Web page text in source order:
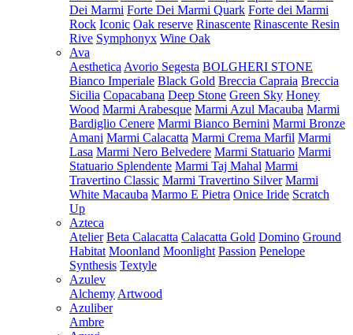
Dei Marmi Forte Dei Marmi Quark Forte dei Marmi
Rock Iconic Oak reserve Rinascente Rinascente Resin
Rive Symphonyx Wine Oak
Ava
Aesthetica Avorio Segesta BOLGHERI STONE
Bianco Imperiale Black Gold Breccia Capraia Breccia
Sicilia Copacabana Deep Stone Green Sky Honey
Wood Marmi Arabesque Marmi Azul Macauba Marmi
Bardiglio Cenere Marmi Bianco Bernini Marmi Bronze
Amani Marmi Calacatta Marmi Crema Marfil Marmi
Lasa Marmi Nero Belvedere Marmi Statuario Marmi
Statuario Splendente Marmi Taj Mahal Marmi
Travertino Classic Marmi Travertino Silver Marmi
White Macauba Marmo E Pietra Onice Iride Scratch
Up
Azteca
Atelier Beta Calacatta Calacatta Gold Domino Ground
Habitat Moonland Moonlight Passion Penelope
Synthesis Textyle
Azulev
Alchemy Artwood
Azuliber
Ambre